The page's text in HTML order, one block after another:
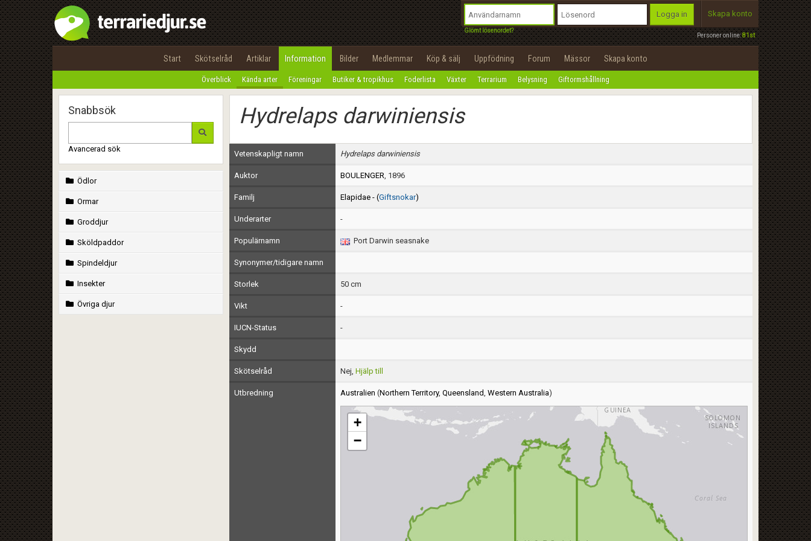
Personer online:81st
Logga in
Glömt lösenordet?
Skapa konto
Start Skötselråd Artiklar Information Bilder Medlemmar Köp & sälj Uppfödning Forum Mässor Skapa konto
Överblick Kända arter Föreningar Butiker & tropikhus Foderlista Växter Terrarium Belysning Giftormshållning
Snabbsök
Avancerad sök
Ödlor
Ormar
Groddjur
Sköldpaddor
Spindeldjur
Insekter
Övriga djur
Hydrelaps darwiniensis
Vetenskapligt namn Hydrelaps darwiniensis
Auktor BOULENGER, 1896
Familj Elapidae - (Giftsnokar)
Underarter -
Populärnamn Port Darwin seasnake
Synonymer/tidigare namn
Storlek 50 cm
Vikt -
IUCN-Status -
Skydd
Skötselråd Nej, Hjälp till
Utbredning Australien (Northern Territory, Queensland, Western Australia)
+
−
Utför
100%
OK
integritetspolicy
Namn:
Epost:
Användarnamn:
Lösenord:
Privacy Policy
Terms of Service
Begär nytt lösenord
Tillbaka till förstasidan